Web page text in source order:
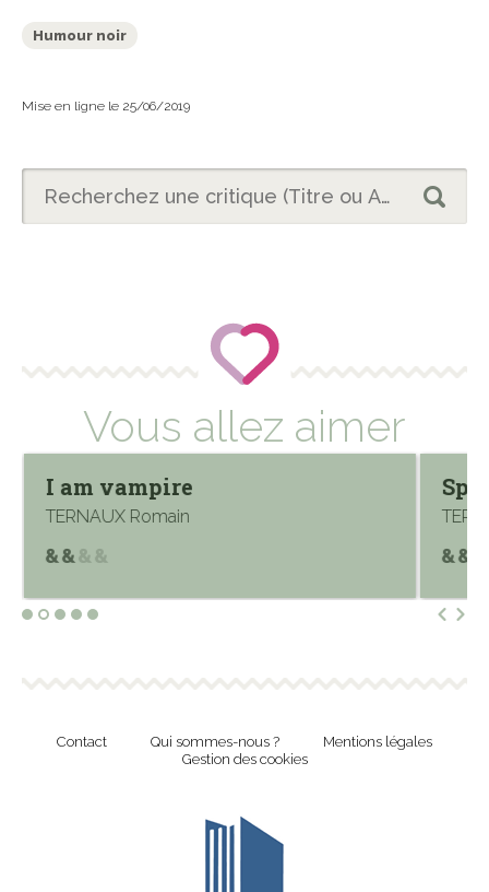
Humour noir
Mise en ligne le 25/06/2019
Vous allez aimer
I am vampire
TERNAUX Romain
Contact Qui sommes-nous ?
Mentions légales
Gestion des cookies